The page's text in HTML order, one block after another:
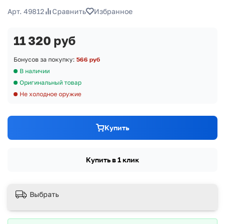
Арт. 49812 Сравнить Избранное
11 320 руб
Бонусов за покупку: 566 руб
В наличии
Оригинальный товар
Не холодное оружие
Купить
Купить в 1 клик
Выбрать